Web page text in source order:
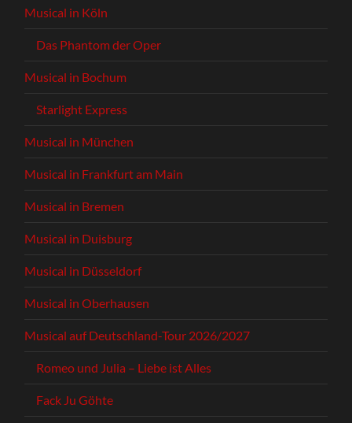
Musical in Köln
Das Phantom der Oper
Musical in Bochum
Starlight Express
Musical in München
Musical in Frankfurt am Main
Musical in Bremen
Musical in Duisburg
Musical in Düsseldorf
Musical in Oberhausen
Musical auf Deutschland-Tour 2026/2027
Romeo und Julia – Liebe ist Alles
Fack Ju Göhte